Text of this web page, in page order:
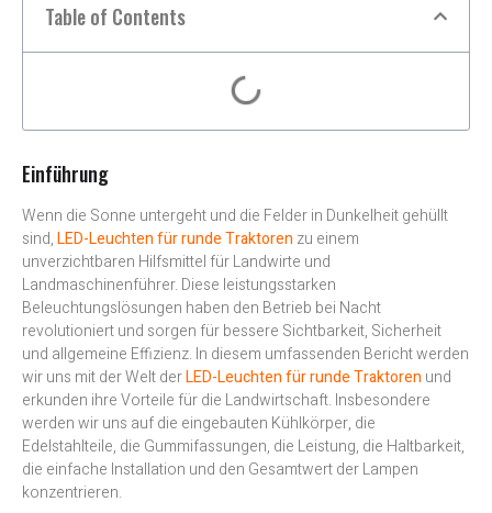
Table of Contents
Einführung
Wenn die Sonne untergeht und die Felder in Dunkelheit gehüllt
sind,LED-Leuchten für runde Traktoren zu einem
unverzichtbaren Hilfsmittel für Landwirte und
Landmaschinenführer. Diese leistungsstarken
Beleuchtungslösungen haben den Betrieb bei Nacht
revolutioniert und sorgen für bessere Sichtbarkeit, Sicherheit
und allgemeine Effizienz. In diesem umfassenden Bericht werden
wir uns mit der Welt derLED-Leuchten für runde Traktoren und
erkunden ihre Vorteile für die Landwirtschaft. Insbesondere
werden wir uns auf die eingebauten Kühlkörper, die
Edelstahlteile, die Gummifassungen, die Leistung, die Haltbarkeit,
die einfache Installation und den Gesamtwert der Lampen
konzentrieren.